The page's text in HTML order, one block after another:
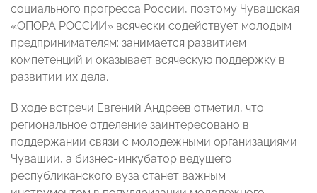
социального прогресса России, поэтому Чувашская
«ОПОРА РОССИИ» всячески содействует молодым
предпринимателям: занимается развитием
компетенций и оказывает всяческую поддержку в
развитии их дела.
В ходе встречи Евгений Андреев отметил, что
региональное отделение заинтересовано в
поддержании связи с молодежными организациями
Чувашии, а бизнес-инкубатор ведущего
республиканского вуза станет важным